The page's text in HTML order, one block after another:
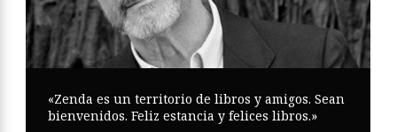
«Zenda es un territorio de libros y amigos. Sean
bienvenidos. Feliz estancia y felices libros.»